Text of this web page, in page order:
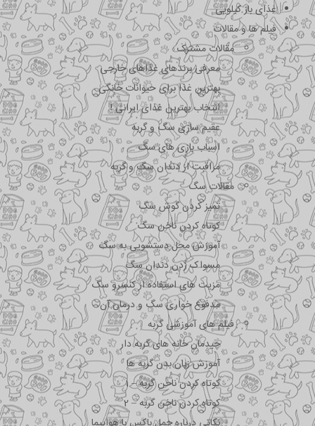
غذای باز کیلویی
فیلم ها و مقالات
مقالات مشترک
معرفی برندهای غذاهای خارجی
بهترین غذا برای حیوانات خانگی
انتخاب بهترین غذای ایرانی !
عقیم سازی سگ و گربه
اسباب بازی های سگ
مراقبت از دندان سگ و گربه
مقالات سگ
تمیز کردن گوش سگ
کوتاه کردن ناخن سگ
آموزش محل دستشویی به سگ
مسواک زدن دندان سگ
مزیت های استفاده از کنسرو سگ
مدفوع خواری سگ و درمان آن
فیلم های آموزشی گربه
چیدمان خانه های گربه دار
آموزش زبان بدن گربه ها
کوتاه کردن ناخن گربه – 1
کوتاه کردن ناخن گربه – 2